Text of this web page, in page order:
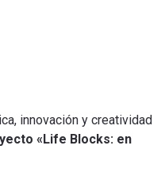
innovación y creatividad
«Life Blocks: en